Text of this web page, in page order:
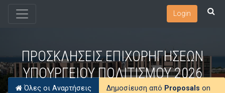
Login
ΠΡΟΣΚΛΗΣΕΙΣ ΕΠΙΧΟΡΗΓΗΣΕΩΝ
ΥΠΟΥΡΓΕΙΟΥ ΠΟΛΙΤΙΣΜΟΥ 2026
Όλες οι Αναρτήσεις Δημοσίευση από Proposals on